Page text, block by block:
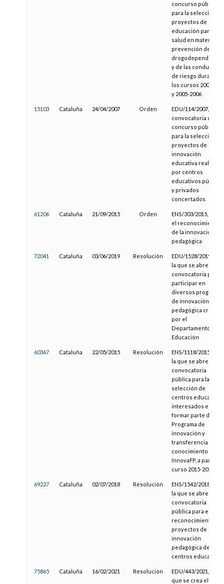
concurso público
para la selección de
proyectos de
educación para la
salud en materia de
prevención de las
y de las conductas
de riesgo durante
los cursos 2004-
y 2005-2006
15103 Cataluña 24/04/2007 Orden
EDU/114/2007, de
convocatoria de
concurso público
para la selección de
proyectos de
innovación
educativa
por centros
educativos
y privados
concertados
61206 Cataluña 21/09/2015 Orden
ENS/303/2015,
el reconocimiento
de la innovación
pedagógica
72041 Cataluña 03/06/2019 Resolución
EDU/1528/2019, por
la que se abre la
convocatoria para
participar en
diversos programas
de innovación
pedagógica
por el
Departamento de
Educación
60367 Cataluña 22/05/2015 Resolución
ENS/1118/2015, por
la que se abre
convocatoria
pública para la
selección de
centros educativos
interesados en
formar parte del
Programa de
innovación y
transferencia de
conocimiento
InnovaFP, a partir
curso 2015-2016
69227 Cataluña 02/07/2018 Resolución
ENS/1542/2018, por
la que se abre
convocatoria
pública para el
reconocimiento de
proyectos de
innovación
pedagógica de
centros educativos
75865 Cataluña 16/02/2021 Resolución
EDU/443/2021, por
que se crea el